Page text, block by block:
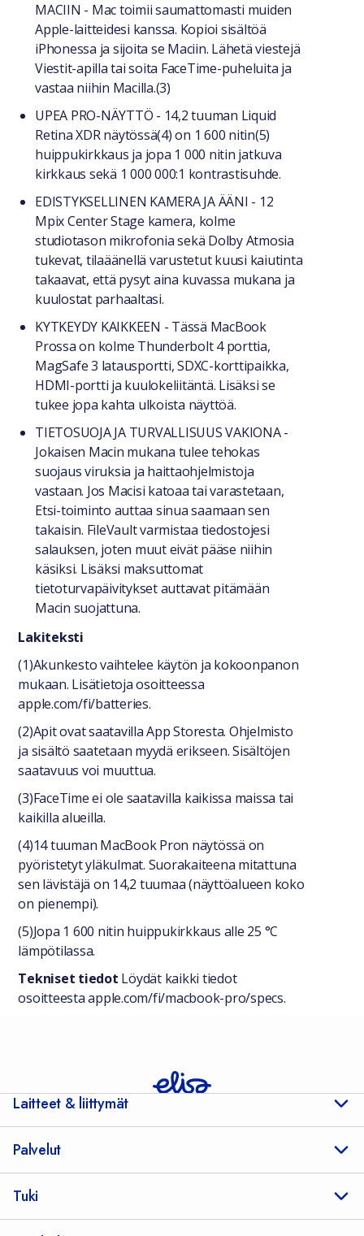
MACIIN - Mac toimii saumattomasti muiden
Apple-laitteidesi kanssa. Kopioi sisältöä
iPhonessa ja sijoita se Maciin. Lähetä viestejä
Viestit-apilla tai soita FaceTime-puheluita ja
vastaa niihin Macilla.(3)
UPEA PRO-NÄYTTÖ - 14,2 tuuman Liquid
Retina XDR näytössä(4) on 1 600 nitin(5)
huippukirkkaus ja jopa 1 000 nitin jatkuva
kirkkaus sekä 1 000 000:1 kontrastisuhde.
EDISTYKSELLINEN KAMERA JA ÄÄNI - 12
Mpix Center Stage kamera, kolme
studiotason mikrofonia sekä Dolby Atmosia
tukevat, tilaäänellä varustetut kuusi kaiutinta
takaavat, että pysyt aina kuvassa mukana ja
kuulostat parhaaltasi.
KYTKEYDY KAIKKEEN - Tässä MacBook
Prossa on kolme Thunderbolt 4 porttia,
MagSafe 3 latausportti, SDXC-korttipaikka,
HDMI-portti ja kuulokeliitäntä. Lisäksi se
tukee jopa kahta ulkoista näyttöä.
TIETOSUOJA JA TURVALLISUUS VAKIONA -
Jokaisen Macin mukana tulee tehokas
suojaus viruksia ja haittaohjelmistoja
vastaan. Jos Macisi katoaa tai varastetaan,
Etsi-toiminto auttaa sinua saamaan sen
takaisin. FileVault varmistaa tiedostojesi
salauksen, joten muut eivät pääse niihin
käsiksi. Lisäksi maksuttomat
tietoturvapäivitykset auttavat pitämään
Macin suojattuna.
Lakiteksti
(1)Akunkesto vaihtelee käytön ja kokoonpanon
mukaan. Lisätietoja osoitteessa
apple.com/fi/batteries.
(2)Apit ovat saatavilla App Storesta. Ohjelmisto
ja sisältö saatetaan myydä erikseen. Sisältöjen
saatavuus voi muuttua.
(3)FaceTime ei ole saatavilla kaikissa maissa tai
kaikilla alueilla.
(4)14 tuuman MacBook Pron näytössä on
pyöristetyt yläkulmat. Suorakaiteena mitattuna
sen lävistäjä on 14,2 tuumaa (näyttöalueen koko
on pienempi).
(5)Jopa 1 600 nitin huippukirkkaus alle 25 °C
lämpötilassa.
Tekniset tiedot Löydät kaikki tiedot
osoitteesta apple.com/fi/macbook-pro/specs.
Laitteet & liittymät
Palvelut
Tuki